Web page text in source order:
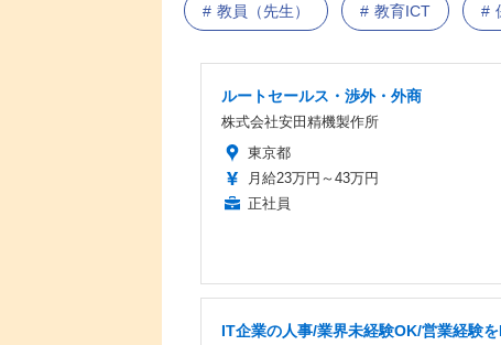
教員（先生） 教育ICT
ルートセールス・渉外・外商
株式会社安田精機製作所
東京都
月給23万円～43万円
正社員
IT企業の人事/業界未経験OK/営業経験